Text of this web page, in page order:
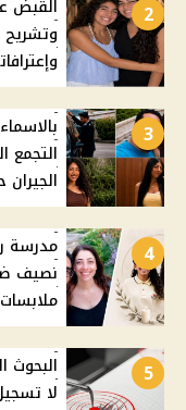
2
القبض
وتشريح
3
التجمع
4
مدرسة
نصيف
5
البحوث
لا